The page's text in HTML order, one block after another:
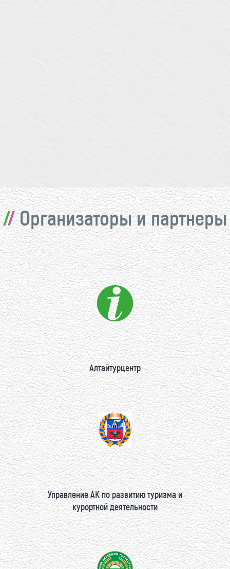
Организаторы и партнеры
Алтайтурцентр
Управление АК по развитию туризма и
курортной деятельности